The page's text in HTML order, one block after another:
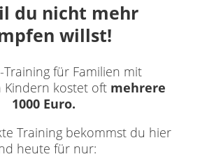
du nicht mehr
willst!
Training für Familien mit
Kindern kostet oft mehrere
1000 Euro.
Training bekommst du hier
heute für nur: